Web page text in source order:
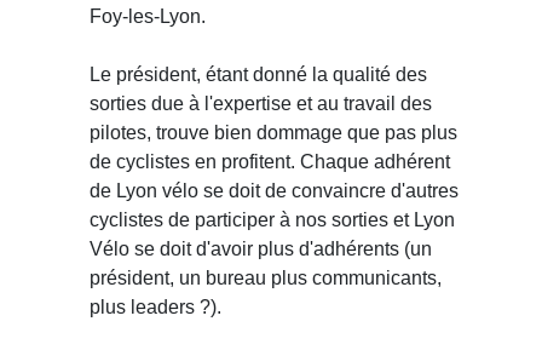
Foy-les-Lyon.
Le président, étant donné la qualité des
sorties due à l'expertise et au travail des
pilotes, trouve bien dommage que pas plus
de cyclistes en profitent. Chaque adhérent
de Lyon vélo se doit de convaincre d'autres
cyclistes de participer à nos sorties et Lyon
Vélo se doit d'avoir plus d'adhérents (un
président, un bureau plus communicants,
plus leaders ?).